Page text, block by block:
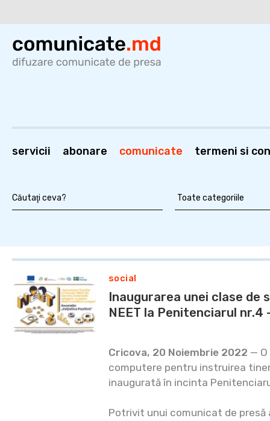
servicii abonare comunicate termeni si
social
Inaugurarea unei clase
NEET la Penitenciarul nr.4
Cricova, 20 Noiembrie 2022 —
computere pentru instruirea
inaugurată în incinta
Potrivit unui comunicat de presă